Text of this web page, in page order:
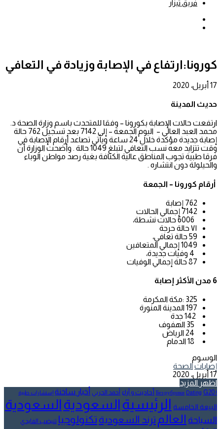
فريق تيزار
كورونا:ارتفاع في الإصابة وزيادة في التعافي
17 أبريل، 2020
حديث المدينة
ارتفعت حالات الإصابة بكورونا – وفقا للمتحدث باسم وزارة الصحة د.
محمد العبد العالي – اليوم الجمعة – إلى 7142 بعد تسجيل 762 حالة
إصابة جديدة مؤكدة خلال 24 ساعة ويأتي تصاعد أرقام الإصابة في
وقت تتزايد معه نسب التعافي لتبلغ 1049 حالة . وأضحت الوزارة أن
فرقا طبية تجوب المناطق عالية الكثافة بغية رصد مواطن الوباء
والحيلولة دون انتشاره .
أرقام كورونا – الجمعة
762 إصابة
7142 إجمالي الحالات
٧١ حالة حرجة
59 حالة تعافي،
1049 إجمالي المتعافين
87 حالة إجمالي الوفيات
6 مدن الأكثر إصابة
325 :مكة المكرمة
197 المدينة المنورة
الوسوم
إصاباتالصحة
17 أبريل، 2020
اظهر المزيد
! Без рубрики
Dating G20 أحاديث و آراء أحمد الحربي أخبار ساخنة إستشارات طبية
البيعة الخامسة الرئيسية السعودية السعودية
السياحة العالم ترند السعودية تكنولوجيا تنيضب الفايدي